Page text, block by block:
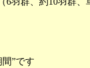
”です